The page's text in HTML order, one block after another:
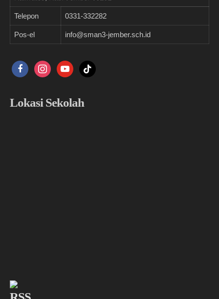
Telepon 0331-332282
Pos-el info@sman3-jember.sch.id
facebookinstagramyoutubetiktok
Lokasi Sekolah